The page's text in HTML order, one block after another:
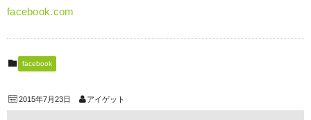
facebook.com
facebook
2015年7月23日 アイゲット